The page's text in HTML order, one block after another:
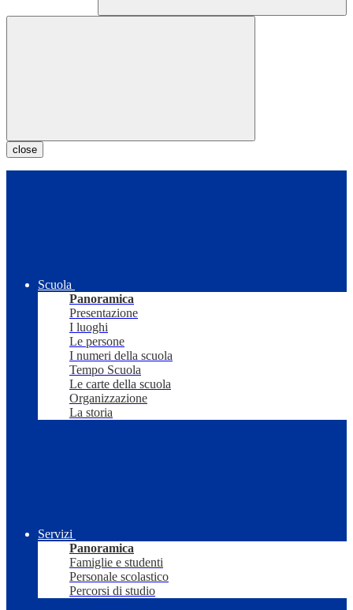
close
Scuola
Panoramica
Presentazione
I luoghi
Le persone
I numeri della scuola
Tempo Scuola
Le carte della scuola
Organizzazione
La storia
Servizi
Panoramica
Famiglie e studenti
Personale scolastico
Percorsi di studio